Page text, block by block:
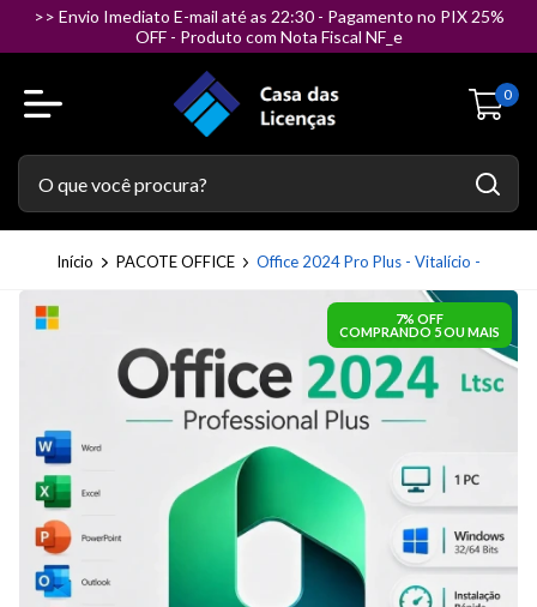
>> Envio Imediato E-mail até as 22:30 - Pagamento no PIX 25%
OFF - Produto com Nota Fiscal NF_e
0
Início PACOTE OFFICE Office 2024 Pro Plus - Vitalício -
7% OFF
COMPRANDO 5 OU MAIS